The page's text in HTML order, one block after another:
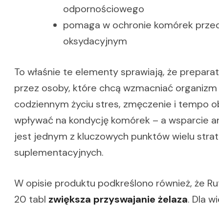
odpornościowego
pomaga w ochronie komórek
oksydacyjnym
To właśnie te elementy sprawiają, że
przez osoby, które chcą wzmacniać organizm
codziennym życiu stres, zmęczenie i tempo
wpływać na kondycję komórek – a wsparcie
jest jednym z kluczowych punktów wielu
suplementacyjnych.
W opisie produktu podkreślono również, że
20 tabl zwiększa przyswajanie żelaza. Dla